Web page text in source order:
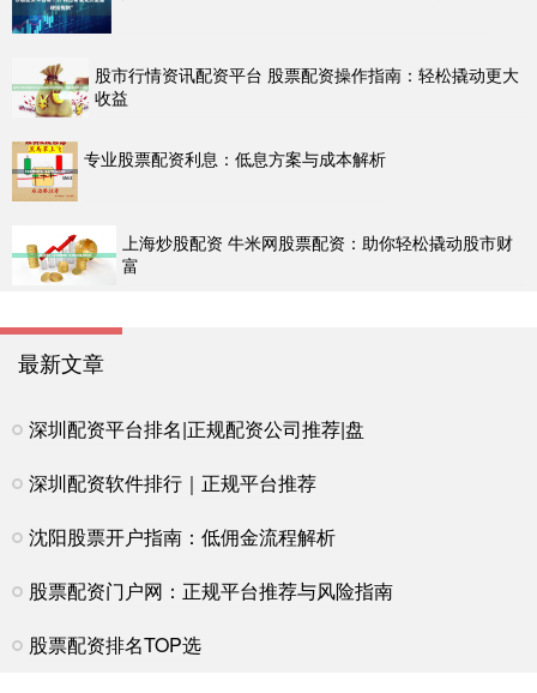
股市行情资讯配资平台 股票配资操作指南：轻松撬动更大
收益
专业股票配资利息：低息方案与成本解析
上海炒股配资 牛米网股票配资：助你轻松撬动股市财
富
最新文章
深圳配资平台排名|正规配资公司推荐|盘
深圳配资软件排行｜正规平台推荐
沈阳股票开户指南：低佣金流程解析
股票配资门户网：正规平台推荐与风险指南
股票配资排名TOP选